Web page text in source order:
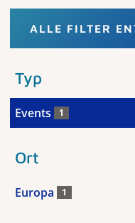
ALLE FILTER
Typ
Events 1
Ort
Europa 1